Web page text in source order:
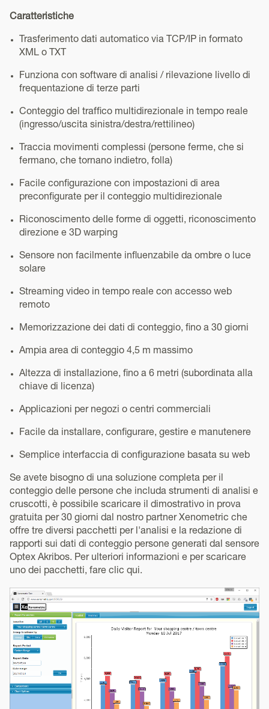
Caratteristiche
Trasferimento dati automatico via TCP/IP in formato
XML o TXT
Funziona con software di analisi / rilevazione livello di
frequentazione di terze parti
Conteggio del traffico multidirezionale in tempo reale
(ingresso/uscita sinistra/destra/rettilineo)
Traccia movimenti complessi (persone ferme, che si
fermano, che tornano indietro, folla)
Facile configurazione con impostazioni di area
preconfigurate per il conteggio multidirezionale
Riconoscimento delle forme di oggetti, riconoscimento
direzione e 3D warping
Sensore non facilmente influenzabile da ombre o luce
solare
Streaming video in tempo reale con accesso web
remoto
Memorizzazione dei dati di conteggio, fino a 30 giorni
Ampia area di conteggio 4,5 m massimo
Altezza di installazione, fino a 6 metri (subordinata alla
chiave di licenza)
Applicazioni per negozi o centri commerciali
Facile da installare, configurare, gestire e manutenere
Semplice interfaccia di configurazione basata su web
Se avete bisogno di una soluzione completa per il
conteggio delle persone che includa strumenti di analisi e
cruscotti, è possibile scaricare il dimostrativo in prova
gratuita per 30 giorni dal nostro partner Xenometric che
offre tre diversi pacchetti per l'analisi e la redazione di
rapporti sui dati di conteggio persone generati dal sensore
Optex Akribos. Per ulteriori informazioni e per scaricare
uno dei pacchetti, fare clic qui.